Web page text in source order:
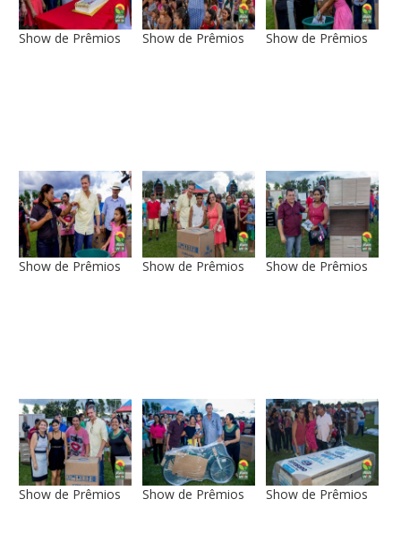
Show de Prêmios Show de Prêmios Show de Prêmios
Show de Prêmios Show de Prêmios Show de Prêmios
Show de Prêmios Show de Prêmios Show de Prêmios